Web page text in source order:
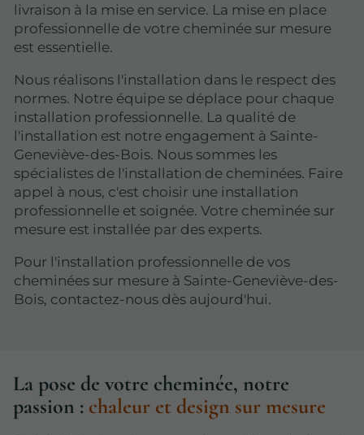
livraison à la mise en service. La mise en place
professionnelle de votre cheminée sur mesure
est essentielle.
Nous réalisons l'installation dans le respect des
normes. Notre équipe se déplace pour chaque
installation professionnelle. La qualité de
l'installation est notre engagement à Sainte-
Geneviève-des-Bois. Nous sommes les
spécialistes de l'installation de cheminées. Faire
appel à nous, c'est choisir une installation
professionnelle et soignée. Votre cheminée sur
mesure est installée par des experts.
Pour l'installation professionnelle de vos
cheminées sur mesure à Sainte-Geneviève-des-
Bois, contactez-nous dès aujourd'hui.
La pose de votre cheminée, notre
passion : chaleur et design sur mesure